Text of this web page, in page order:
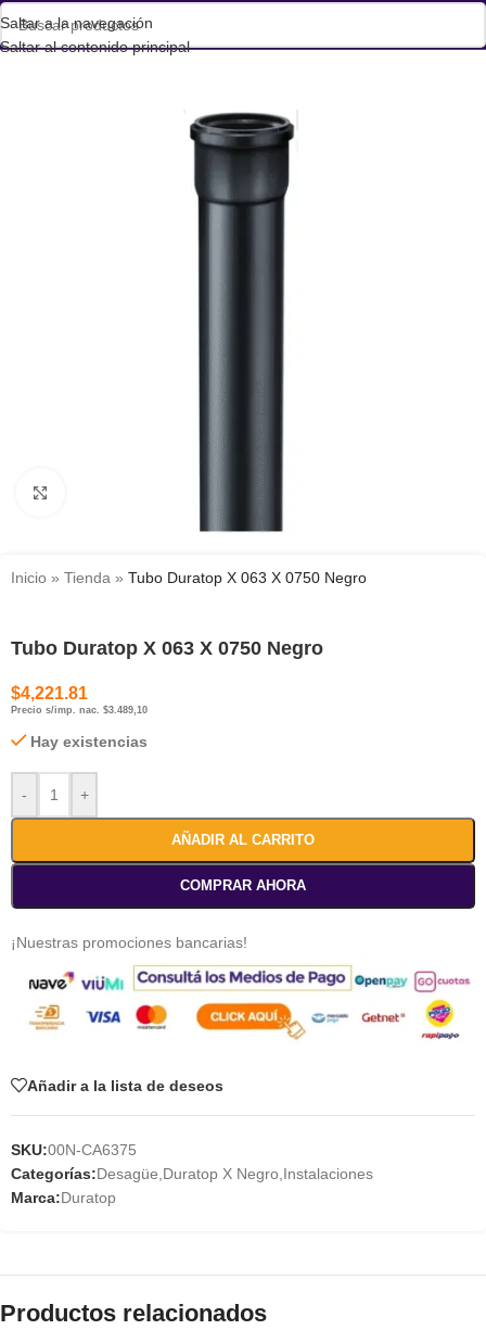
Saltar a la navegación
Saltar al contenido principal
Inicio » Tienda » Tubo Duratop X 063 X 0750 Negro
Tubo Duratop X 063 X 0750 Negro
$4,221.81
Precio s/imp. nac. $3.489,10
Hay existencias
- +
AÑADIR AL CARRITO
COMPRAR AHORA
¡Nuestras promociones bancarias!
Añadir a la lista de deseos
SKU:00N-CA6375
Categorías:Desagüe,Duratop X Negro,Instalaciones
Marca:Duratop
Productos relacionados